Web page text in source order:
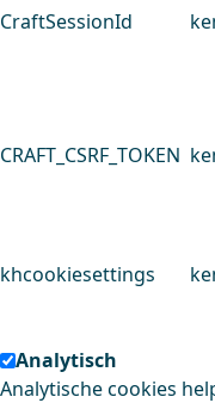
CraftSessionId
CRAFT_CSRF_TOKEN
khcookiesettings
Analytisch
Analytische cookies